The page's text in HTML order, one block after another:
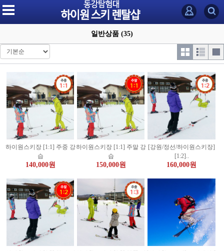
일반상품 (35)
하이원스키장 [1:1] 주중 강
습
140,000원
하이원스키장 [1:1] 주말 강
습
150,000원
[강원/정선/하이원스키장]
[1:2]..
160,000원